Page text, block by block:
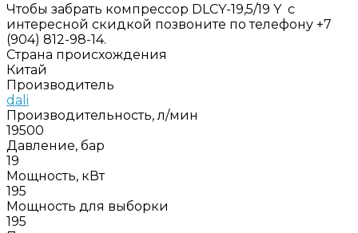
Чтобы забрать компрессор DLCY-19,5/19 Y с
интересной скидкой позвоните по телефону +7
(904) 812-98-14.
Страна происхождения
Китай
Производитель
dali
Производительность, л/мин
19500
Давление, бар
19
Мощность, кВт
195
Мощность для выборки
195